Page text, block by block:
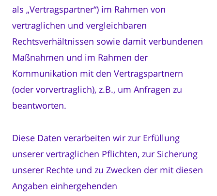
als „Vertragspartner“) im Rahmen von
vertraglichen und vergleichbaren
Rechtsverhältnissen sowie damit verbundenen
Maßnahmen und im Rahmen der
Kommunikation mit den Vertragspartnern
(oder vorvertraglich), z.B., um Anfragen zu
beantworten.
Diese Daten verarbeiten wir zur Erfüllung
unserer vertraglichen Pflichten, zur Sicherung
unserer Rechte und zu Zwecken der mit diesen
Angaben einhergehenden